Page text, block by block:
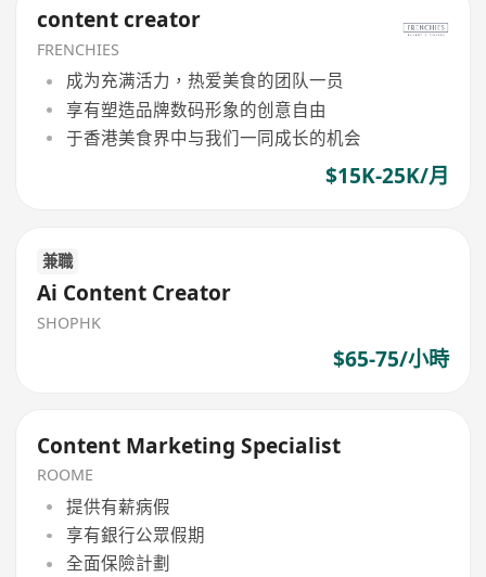
content creator
FRENCHIES
成为充满活力，热爱美食的团队一员
享有塑造品牌数码形象的创意自由
于香港美食界中与我们一同成长的机会
$15K-25K/月
兼職
Ai Content Creator
SHOPHK
$65-75/小時
Content Marketing Specialist
ROOME
提供有薪病假
享有銀行公眾假期
全面保險計劃